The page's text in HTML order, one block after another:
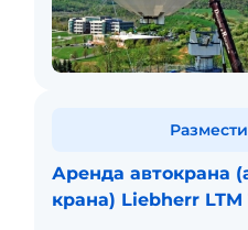
Аренда автокрана
крана) Liebherr LTM